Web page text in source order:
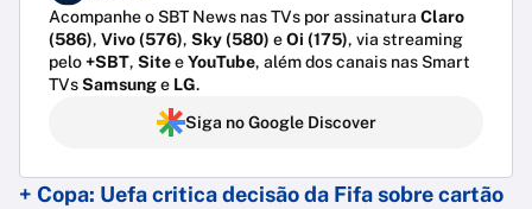
Acompanhe o SBT News nas TVs por assinatura Claro
(586), Vivo (576), Sky (580) eOi (175), via streaming
pelo+SBT, SiteeYouTube, além dos canais nas Smart
TVsSamsunge LG.
Siga no Google Discover
+ Copa: Uefa critica decisão da Fifa sobre cartão